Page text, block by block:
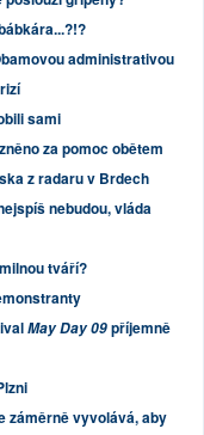
administrativou
sami
za pomoc obětem
z radaru v Brdech
nebudou, vláda
tváří?
May Day 09příjemně
záměrně vyvolává, aby